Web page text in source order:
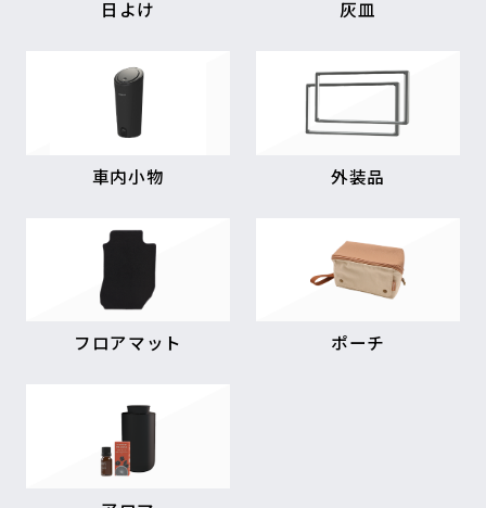
日よけ 灰皿
車内小物 外装品
フロアマット ポーチ